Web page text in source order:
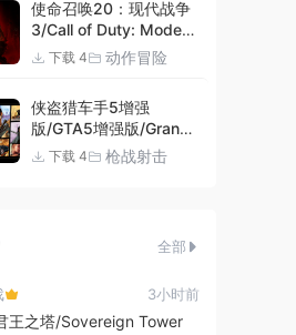
使命召唤20：现代战争
3/Call of Duty: Modern
Warfare III
下载 4 动作冒险
侠盗猎车手5增强
版/GTA5增强版/Grand
Theft Auto V
下载 4 枪战射击
全部
3小时前
王之塔/Sovereign Tower